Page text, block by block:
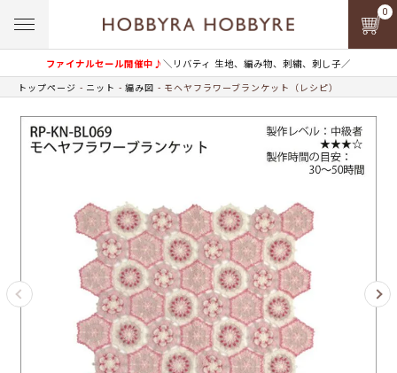
ファイナルセール開催中♪＼リバティ 生地、編み物、刺繍、刺し子／
0
トップページ ニット 編み図 モヘヤフラワーブランケット（レシピ）